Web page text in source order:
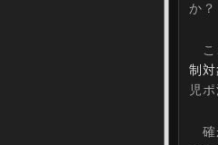
か？
こ
制
児
確